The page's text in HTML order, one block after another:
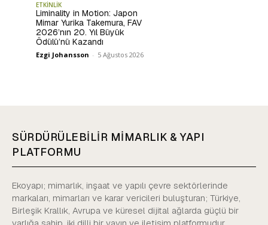
ETKİNLİK
Liminality in Motion: Japon
Mimar Yurika Takemura, FAV
2026’nın 20. Yıl Büyük
Ödülü’nü Kazandı
Ezgi Johansson - 5 Ağustos 2026
SÜRDÜRÜLEBİLİR MİMARLIK & YAPI
PLATFORMU
Ekoyapı; mimarlık, inşaat ve yapılı çevre sektörlerinde
markaları, mimarları ve karar vericileri buluşturan; Türkiye,
Birleşik Krallık, Avrupa ve küresel dijital ağlarda güçlü bir